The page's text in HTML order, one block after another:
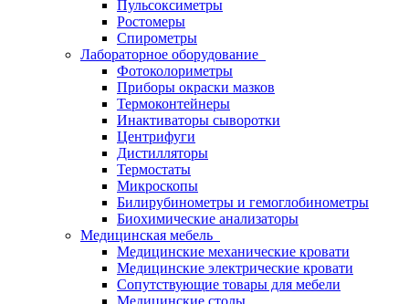
Пульсоксиметры
Ростомеры
Спирометры
Лабораторное оборудование
Фотоколориметры
Приборы окраски мазков
Термоконтейнеры
Инактиваторы сыворотки
Центрифуги
Дистилляторы
Термостаты
Микроскопы
Билирубинометры и гемоглобинометры
Биохимические анализаторы
Медицинская мебель
Медицинские механические кровати
Медицинские электрические кровати
Сопутствующие товары для мебели
Медицинские столы